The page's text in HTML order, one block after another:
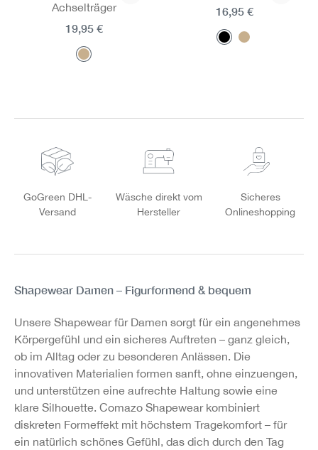
Achselträger
19,95 €
16,95 €
GoGreen DHL-
Versand
Wäsche direkt vom
Hersteller
Sicheres
Onlineshopping
Shapewear Damen – Figurformend & bequem
Unsere Shapewear für Damen sorgt für ein angenehmes
Körpergefühl und ein sicheres Auftreten – ganz gleich,
ob im Alltag oder zu besonderen Anlässen. Die
innovativen Materialien formen sanft, ohne einzuengen,
und unterstützen eine aufrechte Haltung sowie eine
klare Silhouette. Comazo Shapewear kombiniert
diskreten Formeffekt mit höchstem Tragekomfort – für
ein natürlich schönes Gefühl, das dich durch den Tag